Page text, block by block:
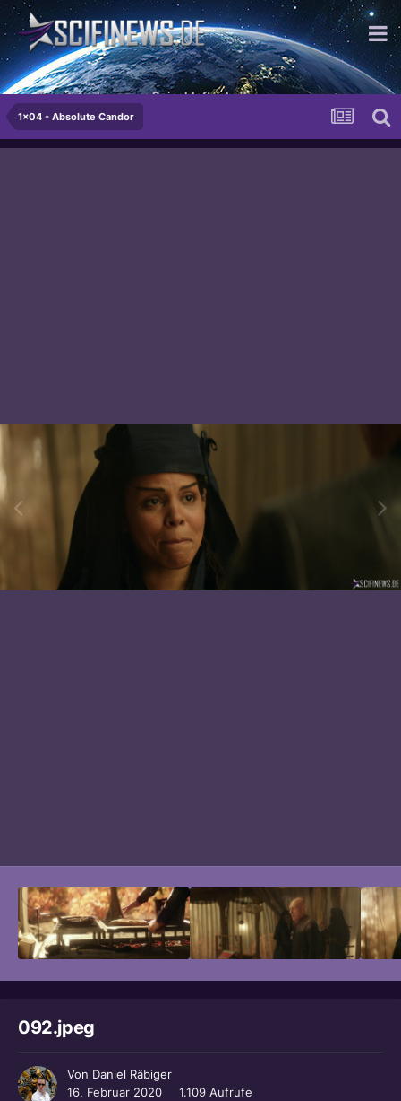
...die mit der besseren Beischlaftechnik.
1x04 - Absolute Candor
092.jpeg
Von Daniel Räbiger
16. Februar 2020
1.109 Aufrufe